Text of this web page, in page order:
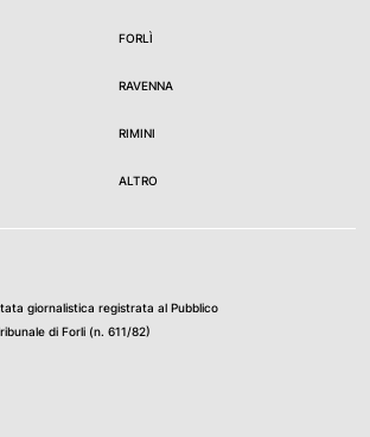
FORLÌ
RAVENNA
RIMINI
ALTRO
giornalistica registrata al Pubblico
di Forli (n. 611/82)